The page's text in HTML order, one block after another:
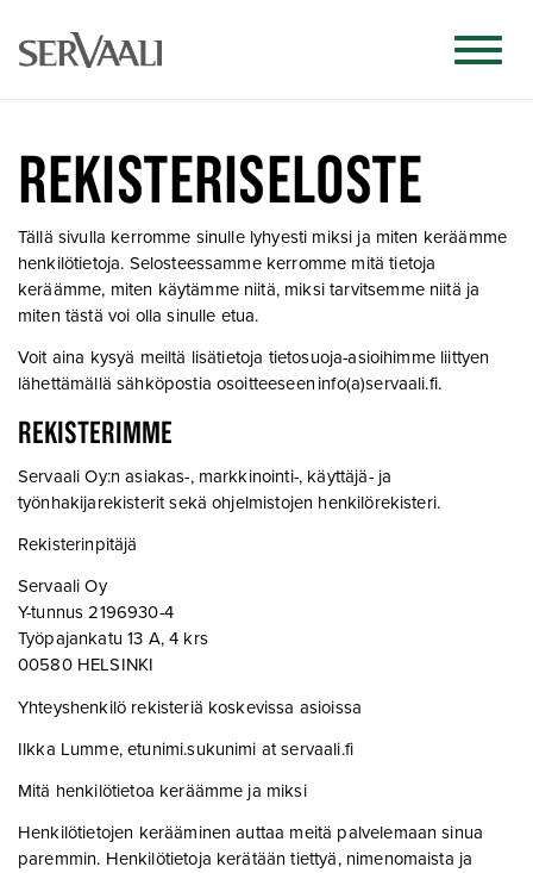
REKISTERISELOSTE
Tällä sivulla kerromme sinulle lyhyesti miksi ja miten keräämme
henkilötietoja. Selosteessamme kerromme mitä tietoja
keräämme, miten käytämme niitä, miksi tarvitsemme niitä ja
miten tästä voi olla sinulle etua.
Voit aina kysyä meiltä lisätietoja tietosuoja-asioihimme liittyen
lähettämällä sähköpostia osoitteeseen info(a)servaali.fi.
REKISTERIMME
Servaali Oy:n asiakas-, markkinointi-, käyttäjä- ja
työnhakijarekisterit sekä ohjelmistojen henkilörekisteri.
Rekisterinpitäjä
Servaali Oy
Y-tunnus 2196930-4
Työpajankatu 13 A, 4 krs
00580 HELSINKI
Yhteyshenkilö rekisteriä koskevissa asioissa
Ilkka Lumme, etunimi.sukunimi at servaali.fi
Mitä henkilötietoa keräämme ja miksi
Henkilötietojen kerääminen auttaa meitä palvelemaan sinua
paremmin. Henkilötietoja kerätään tiettyä, nimenomaista ja